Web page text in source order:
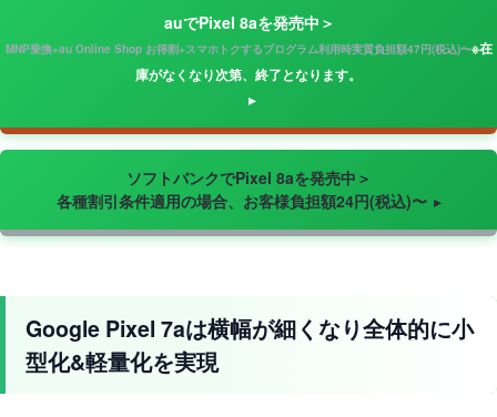
auでPixel 8aを発売中＞
MNP乗換+au Online Shop お得割+スマホトクするプログラム利用時実質負担額47円(税込)〜※在
庫がなくなり次第、終了となります。
ソフトバンクでPixel 8aを発売中＞
各種割引条件適用の場合、お客様負担額24円(税込)〜
Google Pixel 7aは横幅が細くなり全体的に小
型化&軽量化を実現